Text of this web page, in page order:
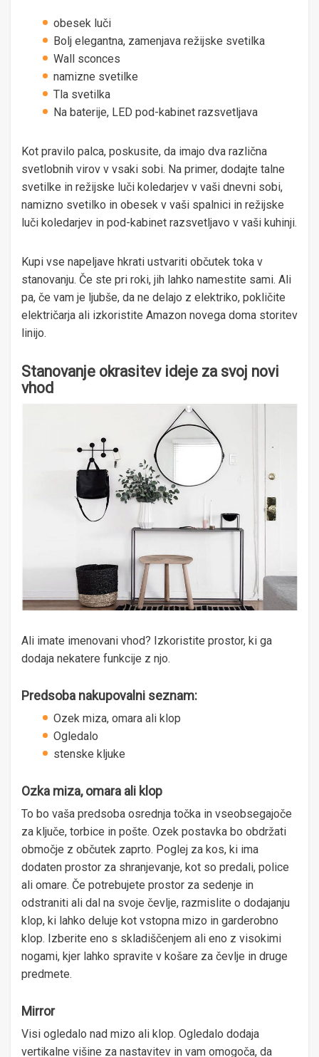
obesek luči
Bolj elegantna, zamenjava režijske svetilka
Wall sconces
namizne svetilke
Tla svetilka
Na baterije, LED pod-kabinet razsvetljava
Kot pravilo palca, poskusite, da imajo dva različna
svetlobnih virov v vsaki sobi. Na primer, dodajte talne
svetilke in režijske luči koledarjev v vaši dnevni sobi,
namizno svetilko in obesek v vaši spalnici in režijske
luči koledarjev in pod-kabinet razsvetljavo v vaši kuhinji.
Kupi vse napeljave hkrati ustvariti občutek toka v
stanovanju. Če ste pri roki, jih lahko namestite sami. Ali
pa, če vam je ljubše, da ne delajo z elektriko, pokličite
električarja ali izkoristite Amazon novega doma storitev
linijo.
Stanovanje okrasitev ideje za svoj novi
vhod
Ali imate imenovani vhod? Izkoristite prostor, ki ga
dodaja nekatere funkcije z njo.
Predsoba nakupovalni seznam:
Ozek miza, omara ali klop
Ogledalo
stenske kljuke
Ozka miza, omara ali klop
To bo vaša predsoba osrednja točka in vseobsegajoče
za ključe, torbice in pošte. Ozek postavka bo obdržati
območje z občutek zaprto. Poglej za kos, ki ima
dodaten prostor za shranjevanje, kot so predali, police
ali omare. Če potrebujete prostor za sedenje in
odstraniti ali dal na svoje čevlje, razmislite o dodajanju
klop, ki lahko deluje kot vstopna mizo in garderobno
klop. Izberite eno s skladiščenjem ali eno z visokimi
nogami, kjer lahko spravite v košare za čevlje in druge
predmete.
Mirror
Visi ogledalo nad mizo ali klop. Ogledalo dodaja
vertikalne višine za nastavitev in vam omogoča, da